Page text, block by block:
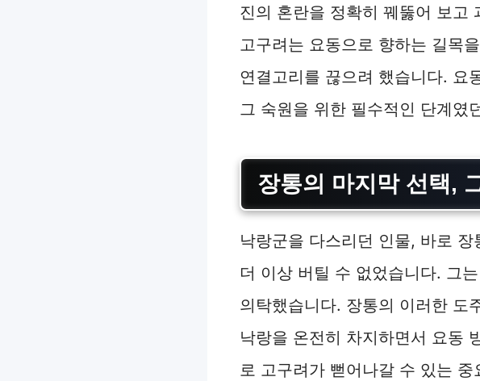
진의 혼란을 정확히 꿰뚫어 보고
고구려는 요동으로 향하는 길목
연결고리를 끊으려 했습니다. 요
그 숙원을 위한 필수적인 단계였
장통의 마지막 선택,
낙랑군을 다스리던 인물, 바로
더 이상 버틸 수 없었습니다. 그
의탁했습니다. 장통의 이러한 도
낙랑을 온전히 차지하면서 요동
로 고구려가 뻗어나갈 수 있는